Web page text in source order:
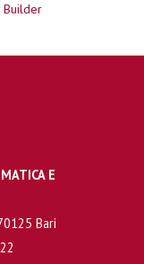
Builder
E
Bari